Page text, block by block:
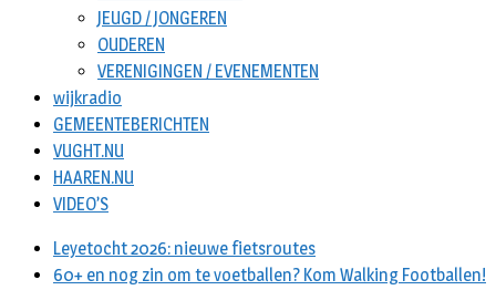
JEUGD / JONGEREN
OUDEREN
VERENIGINGEN / EVENEMENTEN
wijkradio
GEMEENTEBERICHTEN
VUGHT.NU
HAAREN.NU
VIDEO’S
Leyetocht 2026: nieuwe fietsroutes
60+ en nog zin om te voetballen? Kom Walking Footballen!